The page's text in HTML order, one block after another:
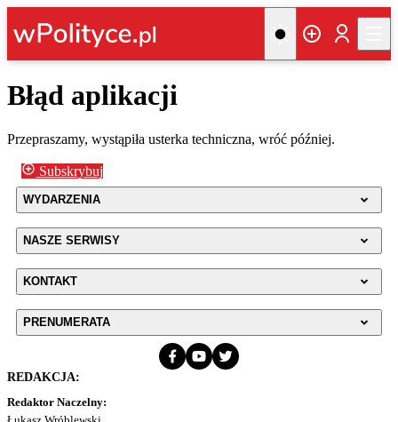
Błąd aplikacji
Przepraszamy, wystąpiła usterka techniczna, wróć później.
Subskrybuj
WYDARZENIA
NASZE SERWISY
KONTAKT
PRENUMERATA
REDAKCJA:
Redaktor Naczelny: